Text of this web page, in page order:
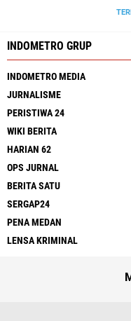
INDOMETRO GRUP
INDOMETRO MEDIA
JURNALISME
PERISTIWA 24
WIKI BERITA
HARIAN 62
OPS JURNAL
BERITA SATU
SERGAP24
PENA MEDAN
LENSA KRIMINAL